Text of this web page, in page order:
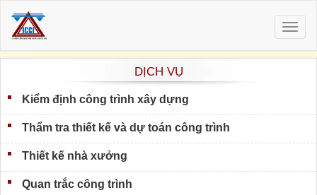
DỊCH VỤ
Kiểm định công trình xây dựng
Thẩm tra thiết kế và dự toán công trình
Thiết kế nhà xưởng
Quan trắc công trình